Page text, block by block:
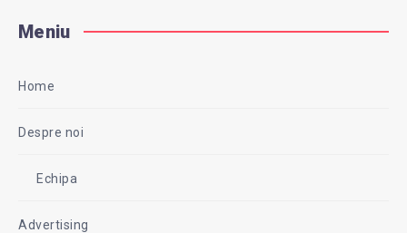
Meniu
Home
Despre noi
Echipa
Advertising